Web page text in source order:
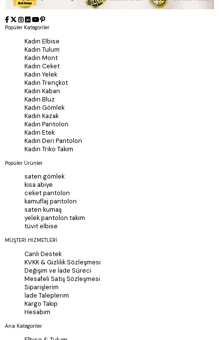
Popüler Kategoriler
Kadın Elbise
Kadın Tulum
Kadın Mont
Kadın Ceket
Kadın Yelek
Kadın Trençkot
Kadın Kaban
Kadın Bluz
Kadın Gömlek
Kadın Kazak
Kadın Pantolon
Kadın Etek
Kadın Deri Pantolon
Kadın Triko Takım
Popüler Ürünler
saten gömlek
kısa abiye
ceket pantolon
kamuflaj pantolon
saten kumaş
yelek pantolon takım
tüvit elbise
MÜŞTERİ HİZMETLERİ
Canlı Destek
KVKK & Gizlilik Sözleşmesi
Değişim ve İade Süreci
Mesafeli Satiş Sözleşmesi
Siparişlerim
İade Taleplerim
Kargo Takip
Hesabım
Ana Kategoriler